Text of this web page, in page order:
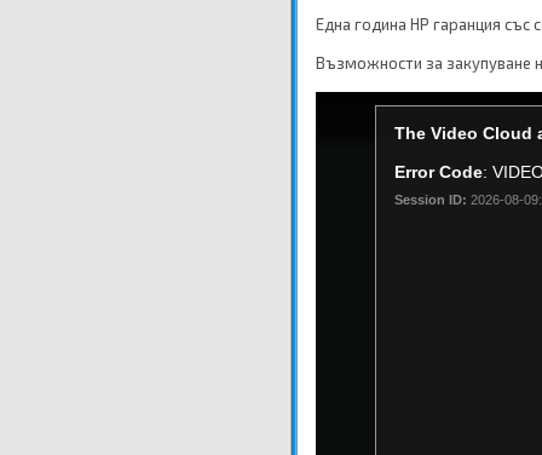
Една година HP гаранция
Възможности за закупуване